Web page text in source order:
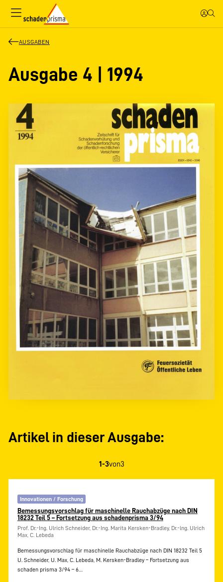
AUSGABEN
Ausgabe 4 | 1994
Artikel in dieser Ausgabe:
1-3von3
Innovationen / Forschung
Bemessungsvorschlag für maschinelle Rauchabzüge nach DIN
18232 Teil 5 – Fortsetzung aus schadenprisma 3/94
Prof. Dr.-Ing. Ulrich Schneider, Dr.-Ing. Marita Kersken-Bradley, Dr.-lng. Ulrich
Max, C. Lebeda
Bemessungsvorschlag für maschinelle Rauchabzüge nach DIN 18232 Teil 5
U. Schneider, U. Max, C. Lebeda, M. Kersken-Bradley – Fortsetzung aus
schaden prisma 3/94 – 6…